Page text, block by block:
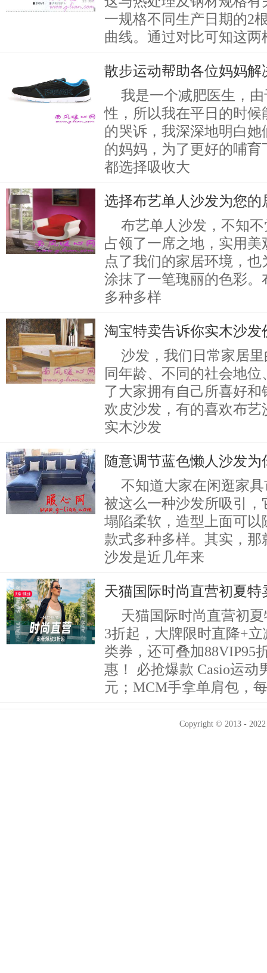
一规格不同生产日期的2
曲线。通过对比可知这
散步运动帮助各位妈妈解
我是一个减肥医生，
性，所以我在平日的时
的哭诉，我深深地明白
的妈妈，为了更好的哺
都选择吸收大
选择布艺单人沙发为您
布艺单人沙发，不知
占领了一席之地，实用
点了我们的家居环境，
涂抹了一笔瑰丽的色彩
多种多样
淘宝特卖告诉你实木沙
沙发，我们日常家居
同年龄、不同的社会地
了大家拥有自己所喜好
欢皮沙发，有的喜欢布
实木沙发
随意调节蓝色懒人沙发为
不知道大家在闲逛家
被这么一种沙发所吸引
塌陷柔软，造型上面可
款式多种多样。其实，
沙发是近几年来
天猫国际时尚直营初夏
天猫国际时尚直营初
3折起，大牌限时直降+
类券，还可叠加88VIP95
惠！ 必抢爆款 Casio运动
元；MCM手拿单肩包，
Copyright © 2013 -